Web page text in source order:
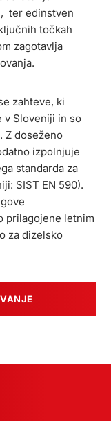
ter edinstven
točkah
zagotavlja
zahteve, ki
v Sloveniji in so
Z doseženo
izpolnjuje
standarda za
SIST EN 590).
prilagojene letnim
za dizelsko